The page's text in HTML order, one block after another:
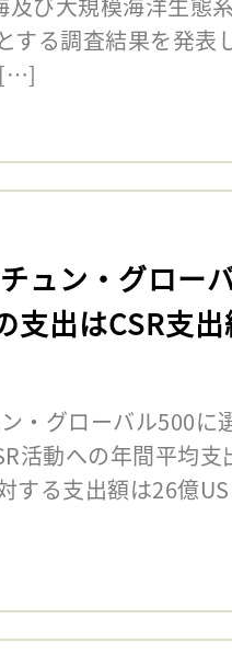
する調査結果を発表
[…]
ュン・グロー
支出はCSR支
・グローバル500に
活動への年間平均
する支出額は26億